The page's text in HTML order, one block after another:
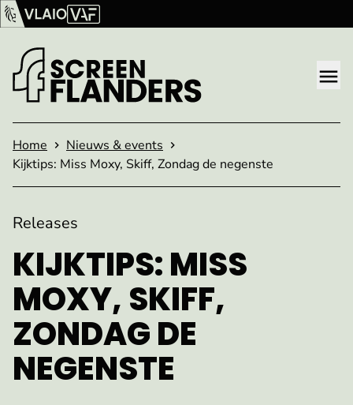
Ga verder naar de inhoud
Vlaams Audiovisueel Fonds (VAF)
Startpagina
Home
Nieuws & events
Kijktips: Miss Moxy, Skiff, Zondag de negenste
KIJKTIPS: MISS
MOXY, SKIFF,
ZONDAG DE
NEGENSTE
Releases